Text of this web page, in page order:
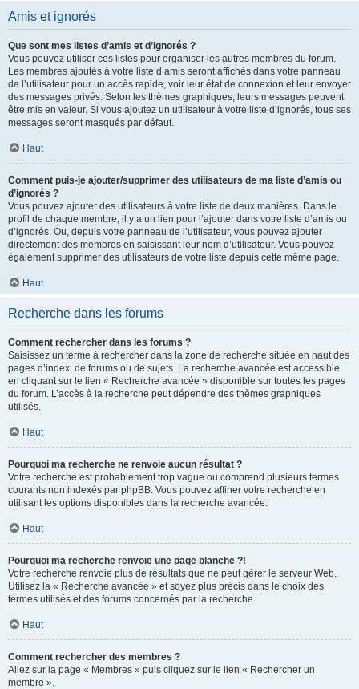
Amis et ignorés
Que sont mes listes d’amis et d’ignorés ?
Vous pouvez utiliser ces listes pour organiser les autres membres du forum.
Les membres ajoutés à votre liste d’amis seront affichés dans votre panneau
de l’utilisateur pour un accès rapide, voir leur état de connexion et leur envoyer
des messages privés. Selon les thèmes graphiques, leurs messages peuvent
être mis en valeur. Si vous ajoutez un utilisateur à votre liste d’ignorés, tous ses
messages seront masqués par défaut.
Haut
Comment puis-je ajouter/supprimer des utilisateurs de ma liste d’amis ou
d’ignorés ?
Vous pouvez ajouter des utilisateurs à votre liste de deux manières. Dans le
profil de chaque membre, il y a un lien pour l’ajouter dans votre liste d’amis ou
d’ignorés. Ou, depuis votre panneau de l’utilisateur, vous pouvez ajouter
directement des membres en saisissant leur nom d’utilisateur. Vous pouvez
également supprimer des utilisateurs de votre liste depuis cette même page.
Haut
Recherche dans les forums
Comment rechercher dans les forums ?
Saisissez un terme à rechercher dans la zone de recherche située en haut des
pages d’index, de forums ou de sujets. La recherche avancée est accessible
en cliquant sur le lien « Recherche avancée » disponible sur toutes les pages
du forum. L’accès à la recherche peut dépendre des thèmes graphiques
utilisés.
Haut
Pourquoi ma recherche ne renvoie aucun résultat ?
Votre recherche est probablement trop vague ou comprend plusieurs termes
courants non indexés par phpBB. Vous pouvez affiner votre recherche en
utilisant les options disponibles dans la recherche avancée.
Haut
Pourquoi ma recherche renvoie une page blanche ?!
Votre recherche renvoie plus de résultats que ne peut gérer le serveur Web.
Utilisez la « Recherche avancée » et soyez plus précis dans le choix des
termes utilisés et des forums concernés par la recherche.
Haut
Comment rechercher des membres ?
Allez sur la page « Membres » puis cliquez sur le lien « Rechercher un
membre ».